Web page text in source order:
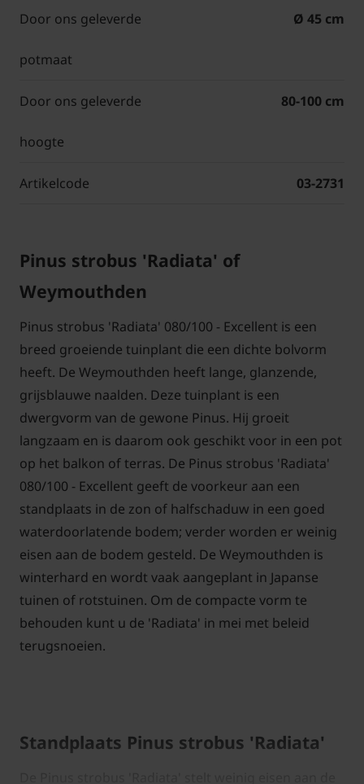
Door ons geleverde
potmaat
Ø 45 cm
Door ons geleverde
hoogte
80-100 cm
Artikelcode 03-2731
Pinus strobus 'Radiata' of
Weymouthden
Pinus strobus 'Radiata' 080/100 - Excellent is een
breed groeiende tuinplant die een dichte bolvorm
heeft. De Weymouthden heeft lange, glanzende,
grijsblauwe naalden. Deze tuinplant is een
dwergvorm van de gewone Pinus. Hij groeit
langzaam en is daarom ook geschikt voor in een pot
op het balkon of terras. De Pinus strobus 'Radiata'
080/100 - Excellent geeft de voorkeur aan een
standplaats in de zon of halfschaduw in een goed
waterdoorlatende bodem; verder worden er weinig
eisen aan de bodem gesteld. De Weymouthden is
winterhard en wordt vaak aangeplant in Japanse
tuinen of rotstuinen. Om de compacte vorm te
behouden kunt u de 'Radiata' in mei met beleid
terugsnoeien.
Standplaats Pinus strobus 'Radiata'